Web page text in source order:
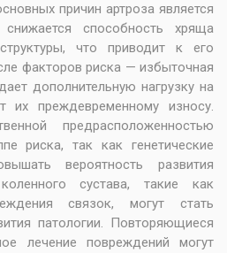
причин артроза является
способность хряща
что приводит к его
факторов риска — избыточная
дополнительную нагрузку на
их преждевременному износу.
предрасположенностью
риска, так как генетические
вероятность развития
сустава, такие как
связок, могут стать
патологии. Повторяющиеся
лечение повреждений могут